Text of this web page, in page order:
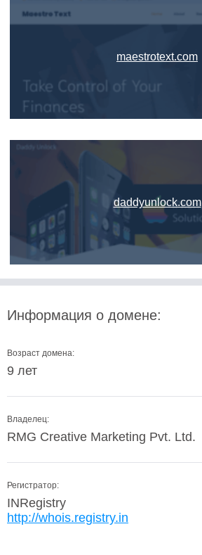
maestrotext.com
daddyunlock.com
Информация о домене:
Возраст домена:
9 лет
Владелец:
RMG Creative Marketing Pvt. Ltd.
Регистратор:
INRegistry
http://whois.registry.in